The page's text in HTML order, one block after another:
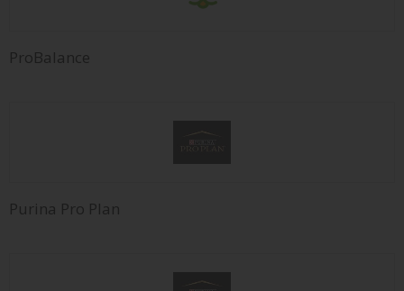
ProBalance
Purina Pro Plan